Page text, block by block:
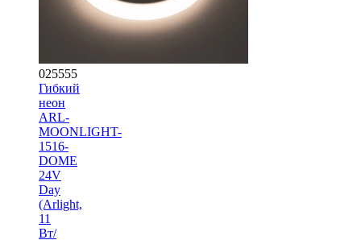
025555
Гибкий
неон
ARL-
MOONLIGHT-
1516-
DOME
24V
Day
(Arlight,
11
Вт/